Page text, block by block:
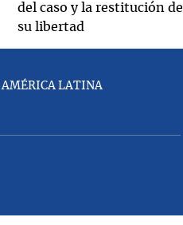
del caso y la restitución de
su libertad
AMÉRICA LATINA